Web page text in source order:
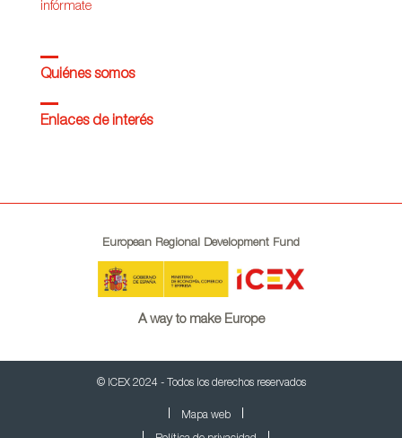
infórmate
Quiénes somos
Enlaces de interés
European Regional Development Fund
A way to make Europe
© ICEX 2024 - Todos los derechos reservados
Mapa web